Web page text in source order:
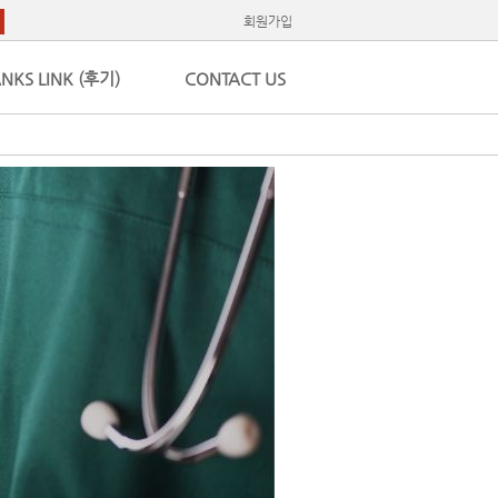
회원가입
LINK (후기) CONTACT US